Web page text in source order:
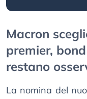
Macron
premier,
restano
La nomina del